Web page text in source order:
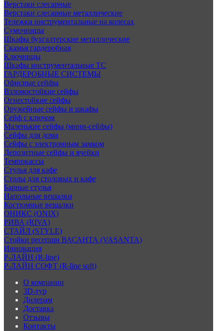
Верстаки слесарные
Верстаки слесарные металлические
Тележки инструментальные на колесах
Сумочницы
Шкафы бухгалтерские металлические
Скамья гардеробная
Ключницы
Шкафы инструментальные ТС
ГАРДЕРОБНЫЕ СИСТЕМЫ
Офисные сейфы
Взломостойкие сейфы
Огнестойкие сейфы
Оружейные сейфы и шкафы
Сейф с ключом
Маленькие сейфы (мини-сейфы)
Сейфы для дома
Сейфы с электронным замком
Депозитные сейфы и ячейки
Темпокассы
Стулья для кафе
Столы для столовых и кафе
Барные стулья
Напольные вешалки
Костюмные вешалки
ОНИКС (ONIX)
РИВА (RIVA)
СТАЙЛ (STYLE)
Стойки ресепшн ВАСАНТА (VASANTA)
Инновация
Р-ЛАЙН (R-line)
Р-ЛАЙН СОФТ (R-line soft)
О компании
3D-тур
Дилерам
Доставка
Отзывы
Контакты